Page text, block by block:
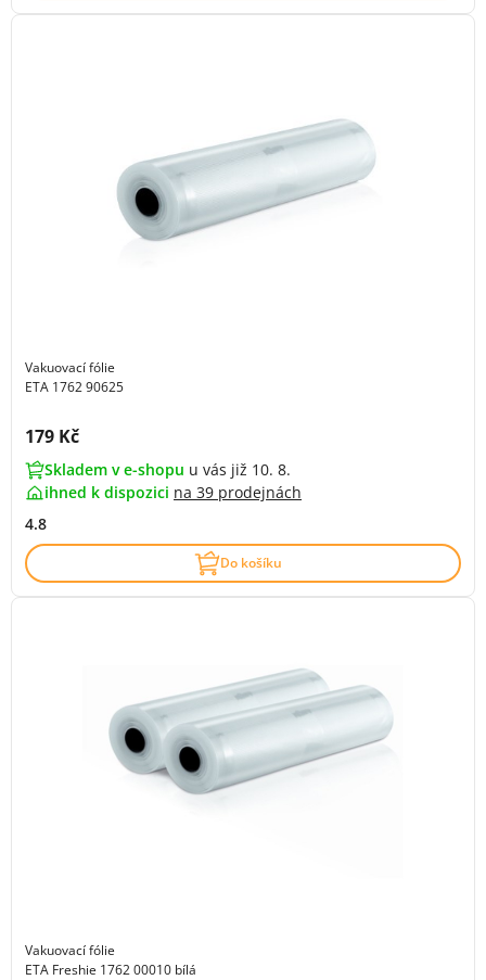
Vakuovací fólie
ETA 1762 90625
Cena s DPH:
179 Kč
Skladem v e-shopu u vás již 10. 8.
ihned k dispozici na 39 prodejnách
4.8
Do košíku
Vakuovací fólie
ETA Freshie 1762 00010 bílá